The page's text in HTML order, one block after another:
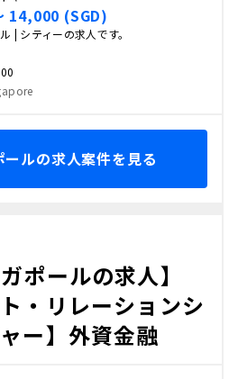
14,000 (SGD)
| シティーの求人です。
ールの求人案件を見る
ポールの求人】
ト・リレーションシ
ー】外資金融